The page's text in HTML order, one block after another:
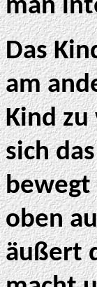
man
Das
am
Kind
sich
bewegt
oben
äußert